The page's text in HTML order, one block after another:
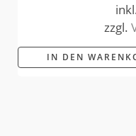
zzgl.
IN DEN